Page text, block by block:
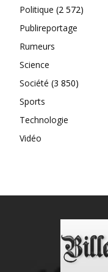
Politique (2 572)
Publireportage
Rumeurs
Science
Société (3 850)
Sports
Technologie
Vidéo